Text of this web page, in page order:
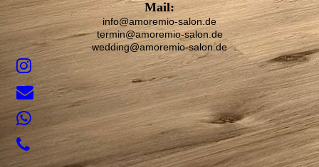
Mail:
info@amoremio-salon.de
termin@amoremio-salon.de
wedding@amoremio-salon.de